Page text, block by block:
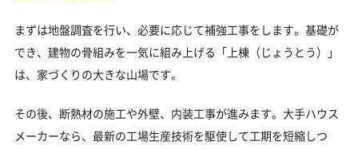
まずは地盤調査を行い、必要に応じて補強工事をします。基礎が
でき、建物の骨組みを一気に組み上げる「上棟（じょうとう）」
は、家づくりの大きな山場です。
その後、断熱材の施工や外壁、内装工事が進みます。大手ハウス
メーカーなら、最新の工場生産技術を駆使して工期を短縮しつ